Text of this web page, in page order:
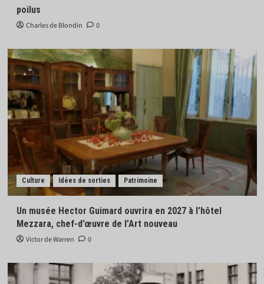
poilus
Charles de Blondin 0
Culture Idées de sorties Patrimoine
Un musée Hector Guimard ouvrira en 2027 à l’hôtel
Mezzara, chef-d’œuvre de l’Art nouveau
Victor de Warren 0